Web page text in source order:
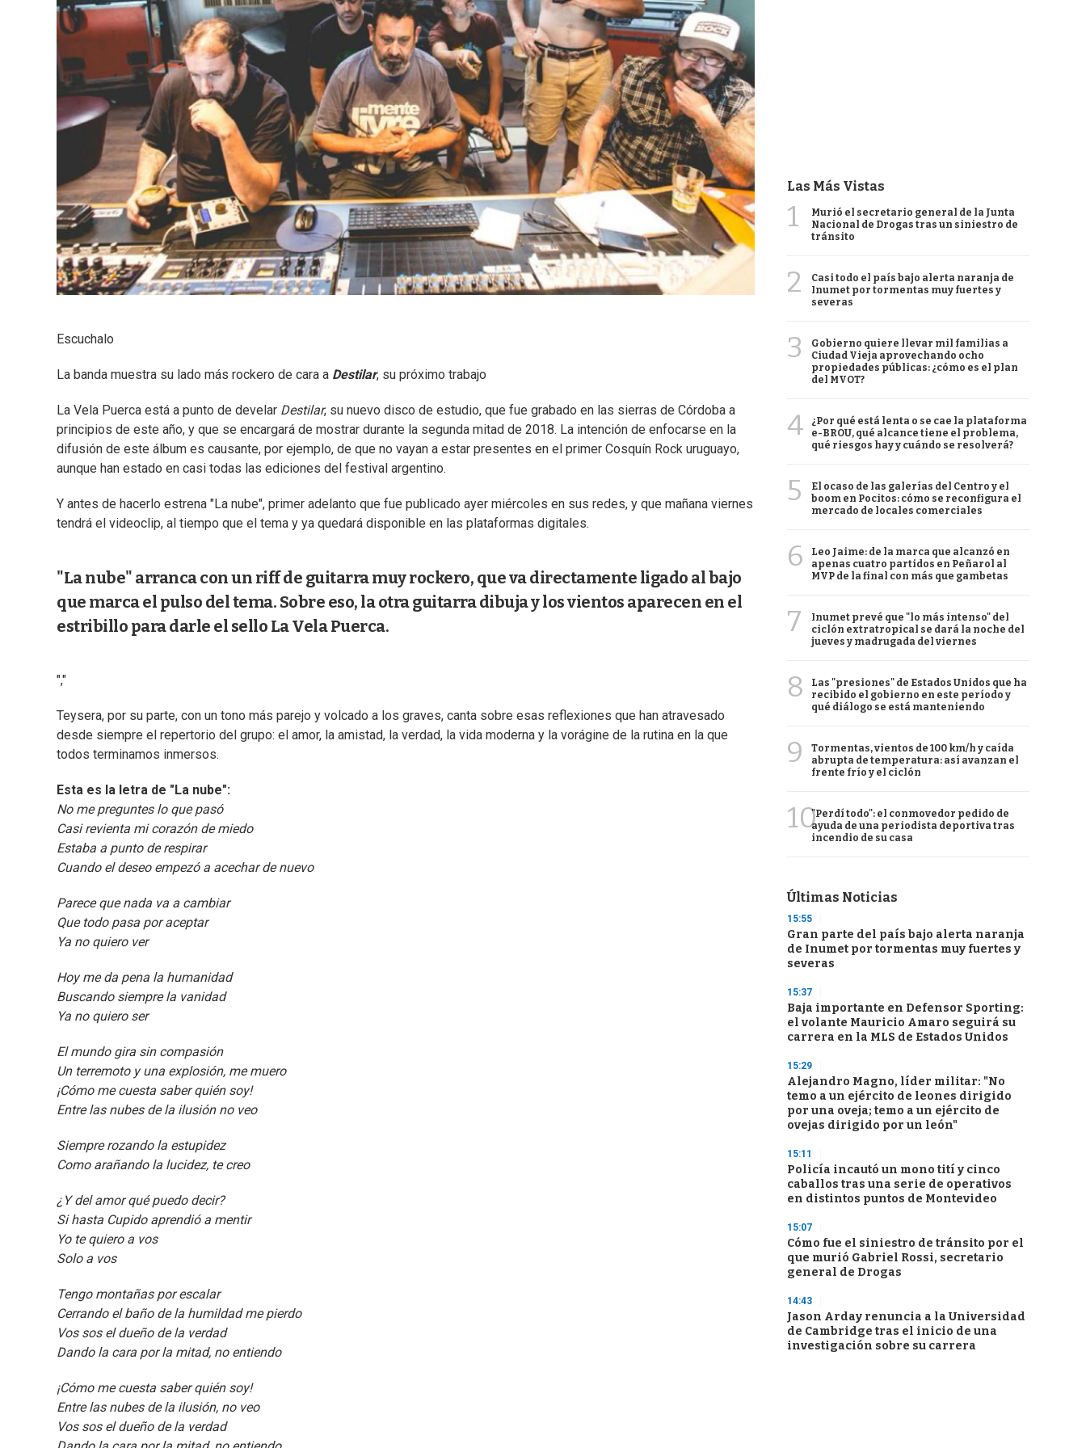
Escuchalo
La banda muestra su lado más rockero de cara a Destilar, su próximo trabajo
La Vela Puerca está a punto de develar Destilar, su nuevo disco de estudio, que fue grabado en las sierras de Córdoba a
principios de este año, y que se encargará de mostrar durante la segunda mitad de 2018. La intención de enfocarse en la
difusión de este álbum es causante, por ejemplo, de que no vayan a estar presentes en el primer Cosquín Rock uruguayo,
aunque han estado en casi todas las ediciones del festival argentino.
Y antes de hacerlo estrena "La nube", primer adelanto que fue publicado ayer miércoles en sus redes, y que mañana viernes
tendrá el videoclip, al tiempo que el tema y ya quedará disponible en las plataformas digitales.
"La nube" arranca con un riff de guitarra muy rockero, que va directamente ligado al bajo
que marca el pulso del tema. Sobre eso, la otra guitarra dibuja y los vientos aparecen en el
estribillo para darle el sello La Vela Puerca.
","
Teysera, por su parte, con un tono más parejo y volcado a los graves, canta sobre esas reflexiones que han atravesado
desde siempre el repertorio del grupo: el amor, la amistad, la verdad, la vida moderna y la vorágine de la rutina en la que
todos terminamos inmersos.
Esta es la letra de "La nube":
No me preguntes lo que pasó
Casi revienta mi corazón de miedo
Estaba a punto de respirar
Cuando el deseo empezó a acechar de nuevo
Parece que nada va a cambiar
Que todo pasa por aceptar
Ya no quiero ver
Hoy me da pena la humanidad
Buscando siempre la vanidad
Ya no quiero ser
El mundo gira sin compasión
Un terremoto y una explosión, me muero
¡Cómo me cuesta saber quién soy!
Entre las nubes de la ilusión no veo
Siempre rozando la estupidez
Como arañando la lucidez, te creo
¿Y del amor qué puedo decir?
Si hasta Cupido aprendió a mentir
Yo te quiero a vos
Solo a vos
Tengo montañas por escalar
Cerrando el baño de la humildad me pierdo
Vos sos el dueño de la verdad
Dando la cara por la mitad, no entiendo
¡Cómo me cuesta saber quién soy!
Entre las nubes de la ilusión, no veo
Vos sos el dueño de la verdad
Las Más Vistas
1
Murió el secretario general de la Junta
Nacional de Drogas tras un siniestro de
tránsito
2
Casi todo el país bajo alerta naranja de
Inumet por tormentas muy fuertes y
severas
3
Gobierno quiere llevar mil familias a
Ciudad Vieja aprovechando ocho
propiedades públicas: ¿cómo es el plan
del MVOT?
4
¿Por qué está lenta o se cae la plataforma
e-BROU, qué alcance tiene el problema,
qué riesgos hay y cuándo se resolverá?
5
El ocaso de las galerías del Centro y el
boom en Pocitos: cómo se reconfigura el
mercado de locales comerciales
6
Leo Jaime: de la marca que alcanzó en
apenas cuatro partidos en Peñarol al
MVP de la final con más que gambetas
7
Inumet prevé que "lo más intenso" del
ciclón extratropical se dará la noche del
jueves y madrugada del viernes
8
Las "presiones" de Estados Unidos que ha
recibido el gobierno en este período y
qué diálogo se está manteniendo
9
Tormentas, vientos de 100 km/h y caída
abrupta de temperatura: así avanzan el
frente frío y el ciclón
10"Perdí todo": el conmovedor pedido de
ayuda de una periodista deportiva tras
incendio de su casa
Últimas Noticias
15:55
Gran parte del país bajo alerta naranja
de Inumet por tormentas muy fuertes y
severas
15:37
Baja importante en Defensor Sporting:
el volante Mauricio Amaro seguirá su
carrera en la MLS de Estados Unidos
15:29
Alejandro Magno, líder militar: "No
temo a un ejército de leones dirigido
por una oveja; temo a un ejército de
ovejas dirigido por un león"
15:11
Policía incautó un mono tití y cinco
caballos tras una serie de operativos
en distintos puntos de Montevideo
15:07
Cómo fue el siniestro de tránsito por el
que murió Gabriel Rossi, secretario
general de Drogas
14:43
Jason Arday renuncia a la Universidad
de Cambridge tras el inicio de una
investigación sobre su carrera